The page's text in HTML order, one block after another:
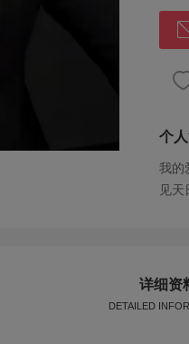
个
我的
见
详细资
DETAILED